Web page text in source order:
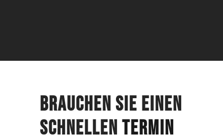
Brauchen Sie einen
schnellen Termin